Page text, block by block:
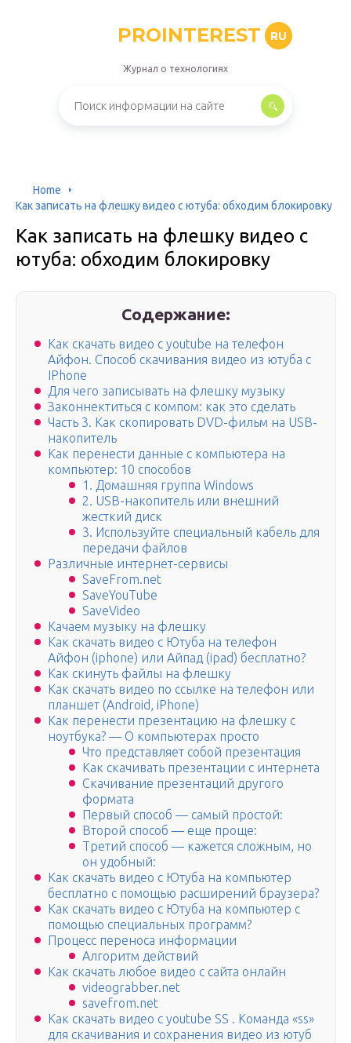
PROINTEREST RU
Журнал о технологиях
Home
Как записать на флешку видео с ютуба: обходим блокировку
Как записать на флешку видео с
ютуба: обходим блокировку
Содержание:
Как скачать видео с youtube на телефон
Айфон. Способ скачивания видео из ютуба с
IPhone
Для чего записывать на флешку музыку
Законнектиться с компом: как это сделать
Часть 3. Как скопировать DVD-фильм на USB-
накопитель
Как перенести данные с компьютера на
компьютер: 10 способов
1. Домашняя группа Windows
2. USB-накопитель или внешний
жесткий диск
3. Используйте специальный кабель для
передачи файлов
Различные интернет-сервисы
SaveFrom.net
SaveYouTube
SaveVideo
Качаем музыку на флешку
Как скачать видео с Ютуба на телефон
Айфон (iphone) или Айпад (ipad) бесплатно?
Как скинуть файлы на флешку
Как скачать видео по ссылке на телефон или
планшет (Android, iPhone)
Как перенести презентацию на флешку с
ноутбука? — О компьютерах просто
Что представляет собой презентация
Как скачивать презентации с интернета
Скачивание презентаций другого
формата
Первый способ — самый простой:
Второй способ — еще проще:
Третий способ — кажется сложным, но
он удобный:
Как скачать видео с Ютуба на компьютер
бесплатно с помощью расширений браузера?
Как скачать видео с Ютуба на компьютер с
помощью специальных программ?
Процесс переноса информации
Алгоритм действий
Как скачать любое видео с сайта онлайн
videograbber.net
savefrom.net
Как скачать видео с youtube SS . Команда «ss»
для скачивания и сохранения видео из ютуб